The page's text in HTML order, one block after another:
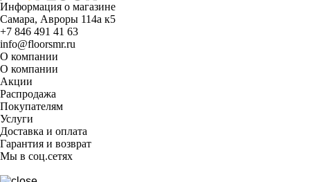
Информация о магазине
Самара, Авроры 114а к5
+7 846 491 41 63
info@floorsmr.ru
О компании
О компании
Акции
Распродажа
Покупателям
Услуги
Доставка и оплата
Гарантия и возврат
Мы в соц.сетях